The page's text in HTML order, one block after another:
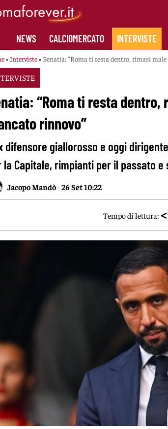
NEWS CALCIOMERCATO INTERVISTE
»Interviste» Benatia: “Roma ti resta dentro, rimasi
“Roma ti resta dentro,
rinnovo”
difensore giallorosso e oggi
la Capitale, rimpianti per il passato
Jacopo Mandò-26 Set 10:22
Tempo di lettura: